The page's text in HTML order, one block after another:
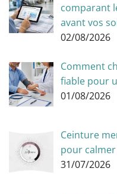
comparant
avant vos
02/08/2026
Comment
fiable pour
01/08/2026
Ceinture
pour
31/07/2026